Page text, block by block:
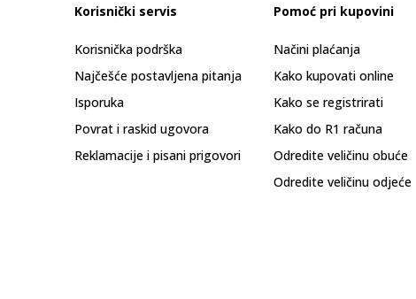
Korisnički servis
Korisnička podrška
Najčešće postavljena pitanja
Isporuka
Povrat i raskid ugovora
Reklamacije i pisani prigovori
Pomoć pri kupovini
Načini plaćanja
Kako kupovati online
Kako se registrirati
Kako do R1 računa
Odredite veličinu obuće
Odredite veličinu odjeće